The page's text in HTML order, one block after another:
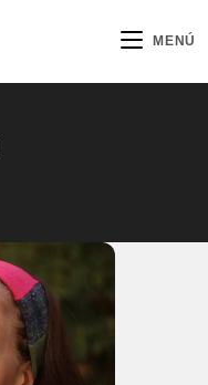
MENÚ